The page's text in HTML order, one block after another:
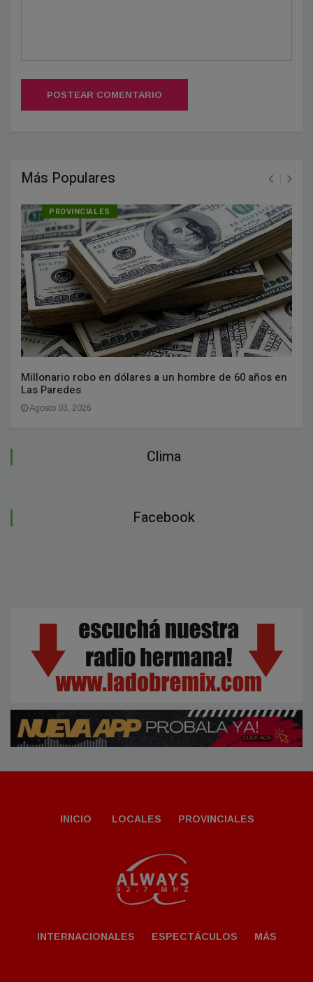
POSTEAR COMENTARIO
Más Populares
PROVINCIALES
Millonario robo en dólares a un hombre de 60 años en
Las Paredes
Agosto 03, 2026
Clima
Facebook
INICIO LOCALES PROVINCIALES
INTERNACIONALES ESPECTÁCULOS MÁS